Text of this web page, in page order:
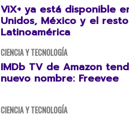
ViX+ ya está disponible
Unidos, México y el
Latinoamérica
CIENCIA Y TECNOLOGÍA
IMDb TV de Amazon
nuevo nombre: Freevee
CIENCIA Y TECNOLOGÍA